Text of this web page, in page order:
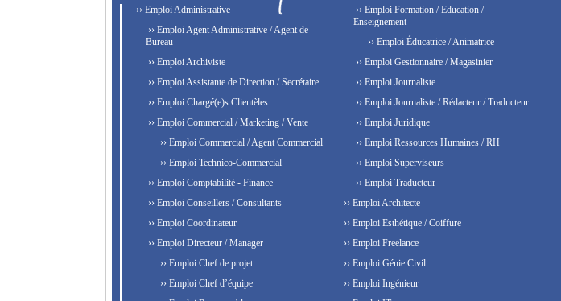
›› Emploi Administrative
›› Emploi Agent Administrative / Agent de
Bureau
›› Emploi Archiviste
›› Emploi Assistante de Direction / Secrétaire
›› Emploi Chargé(e)s Clientèles
›› Emploi Commercial / Marketing / Vente
›› Emploi Commercial / Agent Commercial
›› Emploi Technico-Commercial
›› Emploi Comptabilité - Finance
›› Emploi Conseillers / Consultants
›› Emploi Coordinateur
›› Emploi Directeur / Manager
›› Emploi Chef de projet
›› Emploi Chef d’équipe
›› Emploi Formation / Education /
Enseignement
›› Emploi Éducatrice / Animatrice
›› Emploi Gestionnaire / Magasinier
›› Emploi Journaliste
›› Emploi Journaliste / Rédacteur / Traducteur
›› Emploi Juridique
›› Emploi Ressources Humaines / RH
›› Emploi Superviseurs
›› Emploi Traducteur
›› Emploi Architecte
›› Emploi Esthétique / Coiffure
›› Emploi Freelance
›› Emploi Génie Civil
›› Emploi Ingénieur